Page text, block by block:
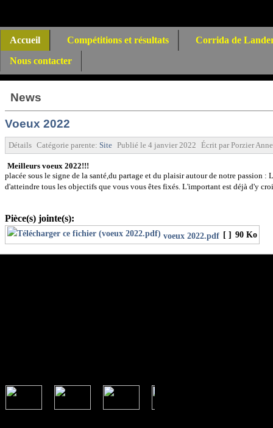
Accueil Compétitions et résultats
Corrida de
Nous contacter
News
Voeux 2022
Détails Catégorie parente: Site Publié le 4 janvier 2022 Écrit parPorzier
Meilleurs voeux 2022!!!
placée sous le signe de la santé,du partage et du plaisir autour de notre
d'atteindre tous les objectifs que vous vous êtes fixés. L'important est
Pièce(s) jointe(s):
voeux 2022.pdf [ ] 90 Ko